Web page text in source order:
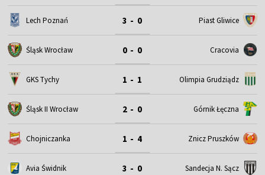
Lech Poznań 3 - 0 Piast Gliwice
Śląsk Wrocław 0 - 0 Cracovia
GKS Tychy 1 - 1 Olimpia Grudziądz
Śląsk II Wrocław 2 - 0 Górnik Łęczna
Chojniczanka 1 - 4 Znicz Pruszków
Avia Świdnik 3 - 0 Sandecja N. Sącz